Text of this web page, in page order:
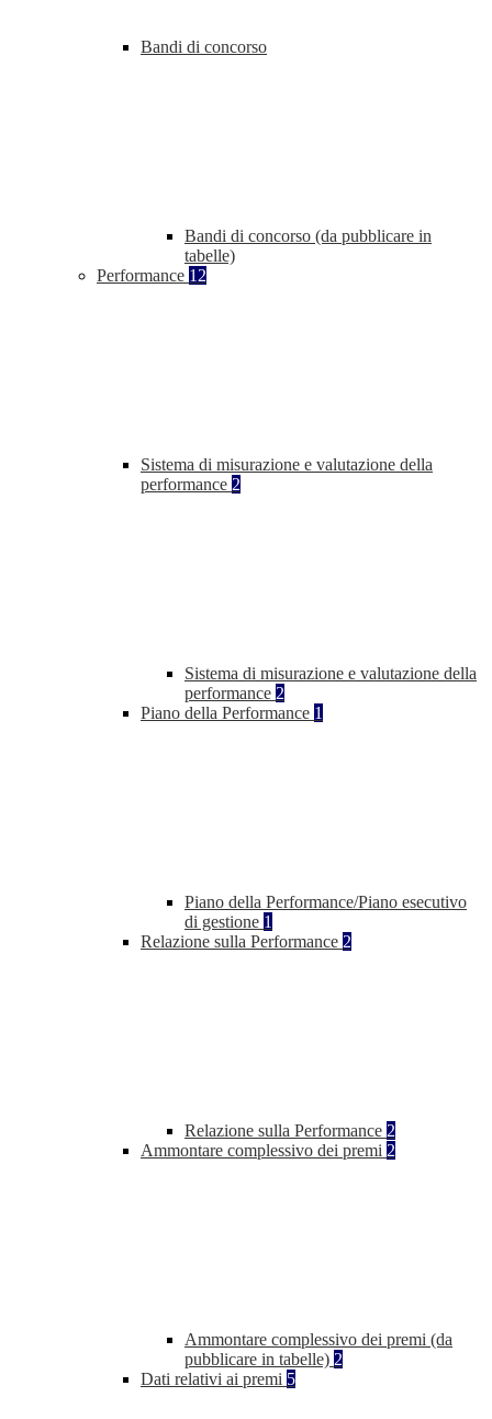
Bandi di concorso
Bandi di concorso (da pubblicare in
tabelle)
Performance 12
Sistema di misurazione e valutazione della
performance 2
Sistema di misurazione e valutazione della
performance 2
Piano della Performance 1
Piano della Performance/Piano esecutivo
di gestione 1
Relazione sulla Performance 2
Relazione sulla Performance 2
Ammontare complessivo dei premi 2
Ammontare complessivo dei premi (da
pubblicare in tabelle) 2
Dati relativi ai premi 5